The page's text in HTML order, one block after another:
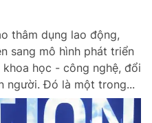
24h
thâm dụng lao động,
sang mô hình phát triển
học - công nghệ, đổi
người. Đó là một trong...